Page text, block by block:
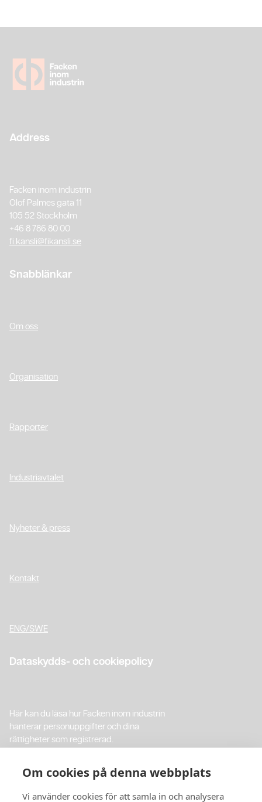
Address
Facken inom industrin
Olof Palmes gata 11
105 52 Stockholm
+46 8 786 80 00
fi.kansli@fikansli.se
Snabblänkar
Om oss
Organisation
Rapporter
Industriavtalet
Nyheter & press
Kontakt
ENG/SWE
Dataskydds- och cookiepolicy
Här kan du läsa hur Facken inom industrin
hanterar personuppgifter och dina
rättigheter som registrerad.
Om cookies på denna webbplats
Vi använder cookies för att samla in och analysera